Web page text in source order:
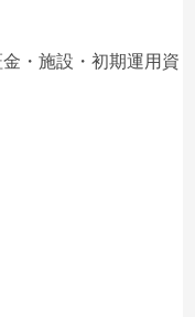
・施設・初期運用資